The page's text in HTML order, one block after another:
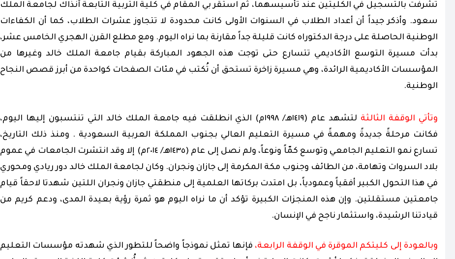
تشرفت بالتسجيل في الكليتين عند تأسيسهما، ثم استقر بي المقام في كلية التربية التابعة آنذاك لجامعة الملك
سعود. وأذكر جيداً أن أعداد الطلاب في السنوات الأولى كانت محدودة لا تتجاوز عشرات الطلاب، كما أن الكفاءات
الوطنية الحاصلة على درجة الدكتوراه كانت قليلة جداً مقارنة بما نراه اليوم. ومع مطلع القرن الهجري الخامس عشر،
بدأت مسيرة التوسع الأكاديمي تتسارع حتى توجت هذه الجهود المباركة بقيام جامعة الملك خالد وغيرها من
المؤسسات الأكاديمية الرائدة، وهي مسيرة زاخرة تستحق أن تُكتب في مئات الصفحات كواحدة من أبرز قصص النجاح
الوطنية.
وتأتي الوقفة الثالثة
لتشهد عام (١٤١٩هـ/ ١٩٩٨م) الذي انطلقت فيه جامعة الملك خالد التي تنتسبون إليها اليوم،
فكانت مرحلةً جديدةً ومهمةً في مسيرة التعليم العالي بجنوب المملكة العربية السعودية . ومنذ ذلك التاريخ،
تسارع نمو التعليم الجامعي وتوسع كمّاً ونوعاً، ولم نصل إلى عام (١٤٣٥هـ/ ٢٠١٤م) إلا وقد انتشرت الجامعات في عموم
بلاد السروات وتهامة، من الطائف وجنوب مكة المكرمة إلى جازان ونجران. وكان لجامعة الملك خالد دور ريادي ومحوري
في هذا التحول الكبير أفقياً وعمودياً، بل امتدت بركاتها العلمية إلى منطقتي جازان ونجران اللتين شهدتا لاحقاً قيام
جامعتين مستقلتين. وإن هذه المنجزات الكبيرة تؤكد أن ما نراه اليوم هو ثمرة رؤية بعيدة المدى، ودعم كريم من
قيادتنا الرشيدة، واستثمار ناجح في الإنسان.
وبالعودة إلى كليتكم الموقرة في الوقفة الرابعة، فإنها تمثل نموذجاً واضحاً للتطور الذي شهدته مؤسسات التعليم